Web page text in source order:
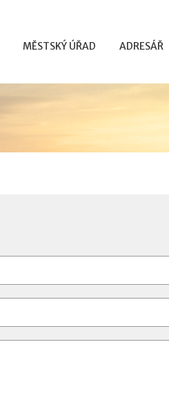
MĚSTSKÝ ÚŘAD ADRESÁŘ